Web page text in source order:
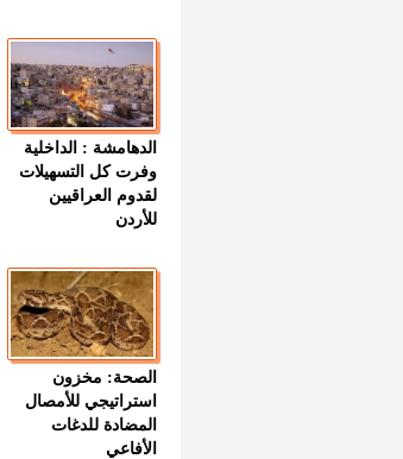
الدهامشة : الداخلية
وفرت كل التسهيلات
لقدوم العراقيين
للأردن
الصحة: مخزون
استراتيجي للأمصال
المضادة للدغات
الأفاعي